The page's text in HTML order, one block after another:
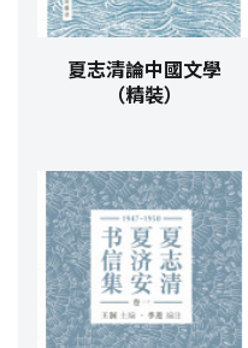
夏志清論中國文學
（精裝）